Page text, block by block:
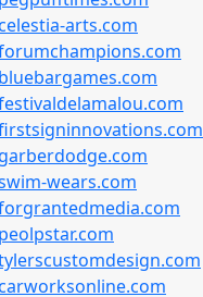
arts.com
wears.com